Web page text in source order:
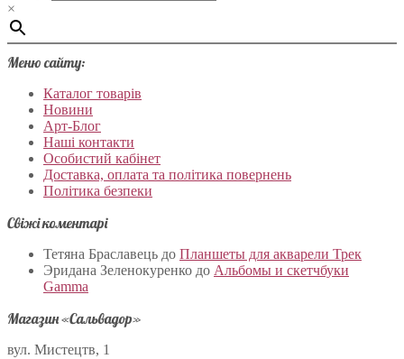
×
Меню сайту:
Каталог товарів
Новини
Арт-Блог
Наші контакти
Особистий кабінет
Доставка, оплата та політика повернень
Політика безпеки
Свіжі коментарі
Тетяна Браславець до Планшеты для акварели Трек
Эридана Зеленокуренко до Альбомы и скетчбуки
Gamma
Магазин «Сальвадор»
вул. Мистецтв, 1